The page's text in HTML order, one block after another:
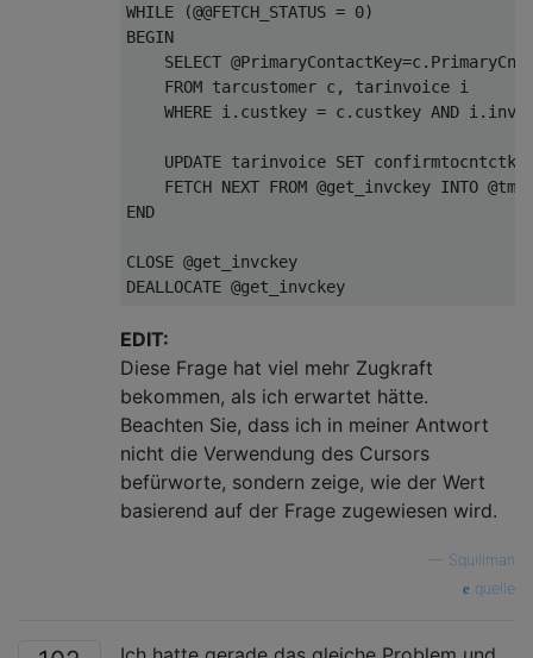
WHILE (@@FETCH_STATUS = 0
BEGIN
SELECT
FROM tarcustomer c, tarinvoice i
WHERE i.custkey = c.custkey AND
UPDATE tarinvoice SET
FETCH NEXT FROM @get_invckey INTO
END
CLOSE
DEALLOCATE
EDIT:
Diese Frage hat viel mehr Zugkraft
bekommen, als ich erwartet hätte.
Beachten Sie, dass ich in meiner Antwort
nicht die Verwendung des Cursors
befürworte, sondern zeige, wie der Wert
basierend auf der Frage zugewiesen wird.
Squillman
quelle